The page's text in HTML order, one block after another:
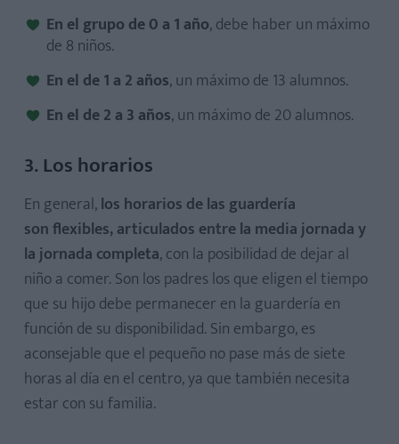
En el grupo de 0 a 1 año, debe haber un máximo
de 8 niños.
En el de 1 a 2 años, un máximo de 13 alumnos.
En el de 2 a 3 años, un máximo de 20 alumnos.
3. Los horarios
En general,los horarios de las guardería
son flexibles, articulados entre la media jornada y
la jornada completa, con la posibilidad de dejar al
niño a comer. Son los padres los que eligen el tiempo
que su hijo debe permanecer en la guardería en
función de su disponibilidad. Sin embargo, es
aconsejable que el pequeño no pase más de siete
horas al día en el centro, ya que también necesita
estar con su familia.